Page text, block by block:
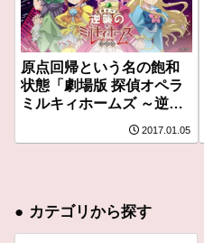
原点回帰という名の飽和
状態「劇場版 探偵オペラ
ミルキィホームズ ～逆襲
のミルキィホームズ～」
レビュー
2017.01.05
● カテゴリから探す